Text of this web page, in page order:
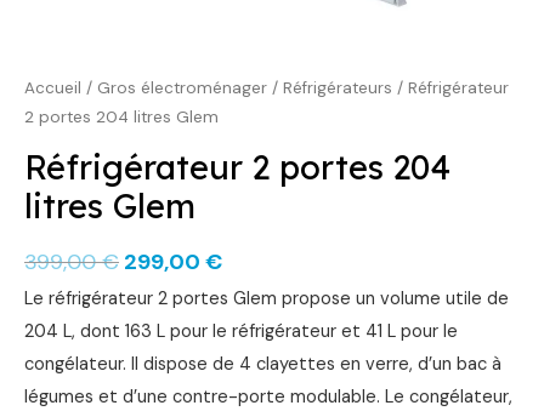
Accueil / Gros électroménager / Réfrigérateurs / Réfrigérateur
2 portes 204 litres Glem
Réfrigérateur 2 portes 204
litres Glem
399,00€ 299,00 €
Le réfrigérateur 2 portes Glem propose un volume utile de
204 L, dont 163 L pour le réfrigérateur et 41 L pour le
congélateur. Il dispose de 4 clayettes en verre, d’un bac à
légumes et d’une contre-porte modulable. Le congélateur,